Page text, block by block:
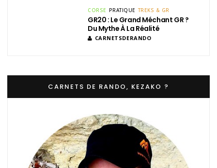
CORSE PRATIQUE TREKS & GR
GR20 : Le Grand Méchant GR ?
Du Mythe À La Réalité
CARNETSDERANDO
CARNETS DE RANDO, KEZAKO ?